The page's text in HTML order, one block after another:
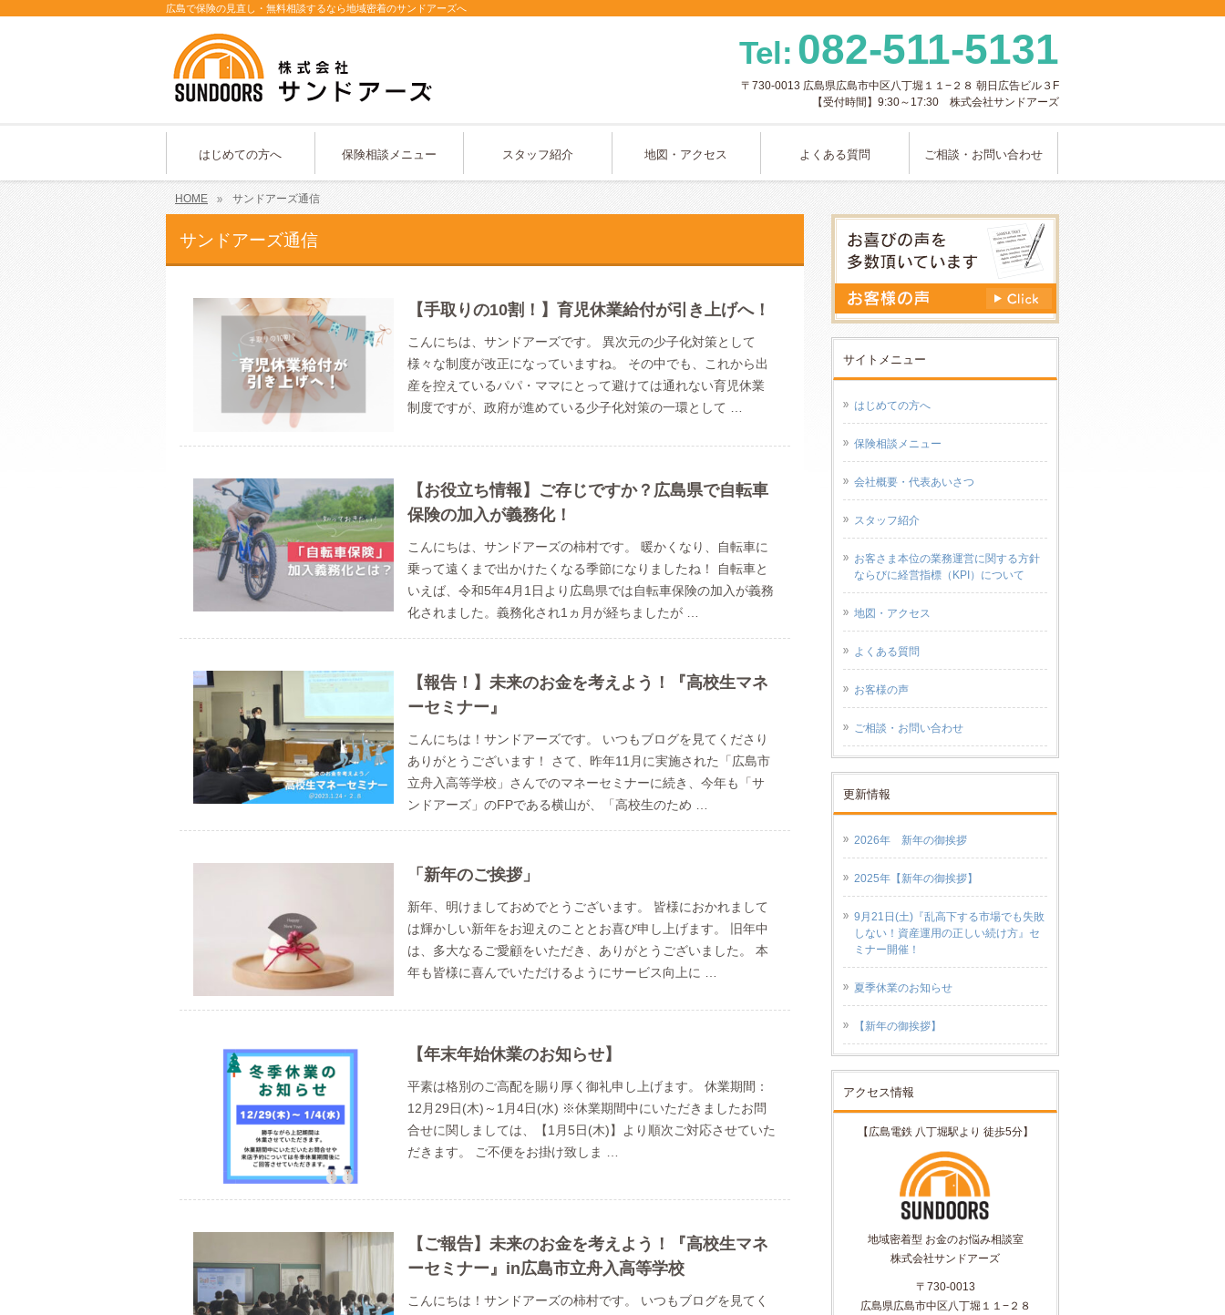
広島で保険の見直し・無料相談するなら地域密着のサンドアーズへ
Tel: 082-511-5131
〒730-0013 広島県広島市中区八丁堀１１−２８ 朝日広告ビル３F
【受付時間】9:30～17:30 株式会社サンドアーズ
はじめての方へ 保険相談メニュー スタッフ紹介 地図・アクセス よくある質問 ご相談・お問い合わせ
HOME サンドアーズ通信
サンドアーズ通信
【手取りの10割！】育児休業給付が引き上げへ！
こんにちは、サンドアーズです。 異次元の少子化対策として
様々な制度が改正になっていますね。 その中でも、これから出
産を控えているパパ・ママにとって避けては通れない育児休業
制度ですが、政府が進めている少子化対策の一環として …
【お役立ち情報】ご存じですか？広島県で自転車
保険の加入が義務化！
こんにちは、サンドアーズの柿村です。 暖かくなり、自転車に
乗って遠くまで出かけたくなる季節になりましたね！ 自転車と
いえば、令和5年4月1日より広島県では自転車保険の加入が義務
化されました。義務化され1ヵ月が経ちましたが …
【報告！】未来のお金を考えよう！『高校生マネ
ーセミナー』
こんにちは！サンドアーズです。 いつもブログを見てくださり
ありがとうございます！ さて、昨年11月に実施された「広島市
立舟入高等学校」さんでのマネーセミナーに続き、今年も「サ
ンドアーズ」のFPである横山が、「高校生のため …
「新年のご挨拶」
新年、明けましておめでとうございます。 皆様におかれまして
は輝かしい新年をお迎えのこととお喜び申し上げます。 旧年中
は、多大なるご愛顧をいただき、ありがとうございました。 本
年も皆様に喜んでいただけるようにサービス向上に …
【年末年始休業のお知らせ】
平素は格別のご高配を賜り厚く御礼申し上げます。 休業期間：
12月29日(木)～1月4日(水) ※休業期間中にいただきましたお問
合せに関しましては、【1月5日(木)】より順次ご対応させていた
だきます。 ご不便をお掛け致しま …
【ご報告】未来のお金を考えよう！『高校生マネ
ーセミナー』in広島市立舟入高等学校
こんにちは！サンドアーズの柿村です。 いつもブログを見てく
サイトメニュー
はじめての方へ
保険相談メニュー
会社概要・代表あいさつ
スタッフ紹介
お客さま本位の業務運営に関する方針
ならびに経営指標（KPI）について
地図・アクセス
よくある質問
お客様の声
ご相談・お問い合わせ
更新情報
2026年 新年の御挨拶
2025年【新年の御挨拶】
9月21日(土)『乱高下する市場でも失敗
しない！資産運用の正しい続け方』セ
ミナー開催！
夏季休業のお知らせ
【新年の御挨拶】
アクセス情報
【広島電鉄 八丁堀駅より 徒歩5分】
地域密着型 お金のお悩み相談室
株式会社サンドアーズ
〒730-0013
広島県広島市中区八丁堀１１−２８